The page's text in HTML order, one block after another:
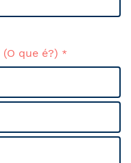
(O que é?)